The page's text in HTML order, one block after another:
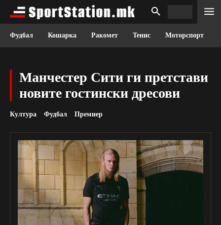
Фудбал Кошарка Ракомет Тенис Моторспорт
Манчестер Сити ги претстави
новите гостински дресови
Култура Фудбал Премиер